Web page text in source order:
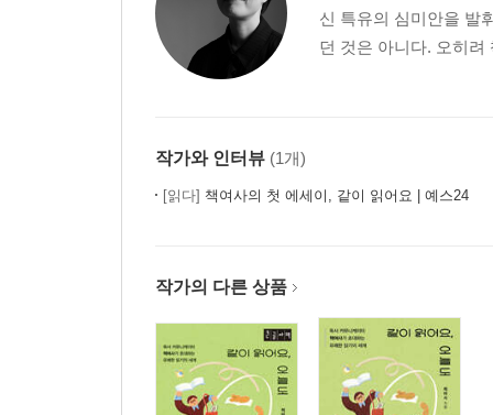
신 특유의 심미안을 발
던 것은 아니다. 오히려
작가와 인터뷰 (1개)
[읽다] 책여사의 첫 에세이, 같이 읽어요 | 예스24
작가의 다른 상품